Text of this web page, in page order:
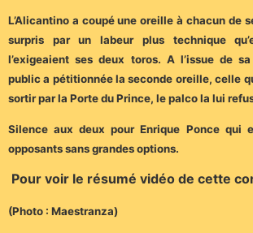
L’Alicantino a coupé une oreille à chacun de
surpris par un labeur plus technique
l’exigeaient ses deux toros. A l’issue de
public a pétitionnée la seconde oreille, celle
sortir par la Porte du Prince, le palco la lui
Silence aux deux pour Enrique Ponce qui
opposants sans grandes options.
Pour voir le résumé vidéo de cette
(Photo : Maestranza)